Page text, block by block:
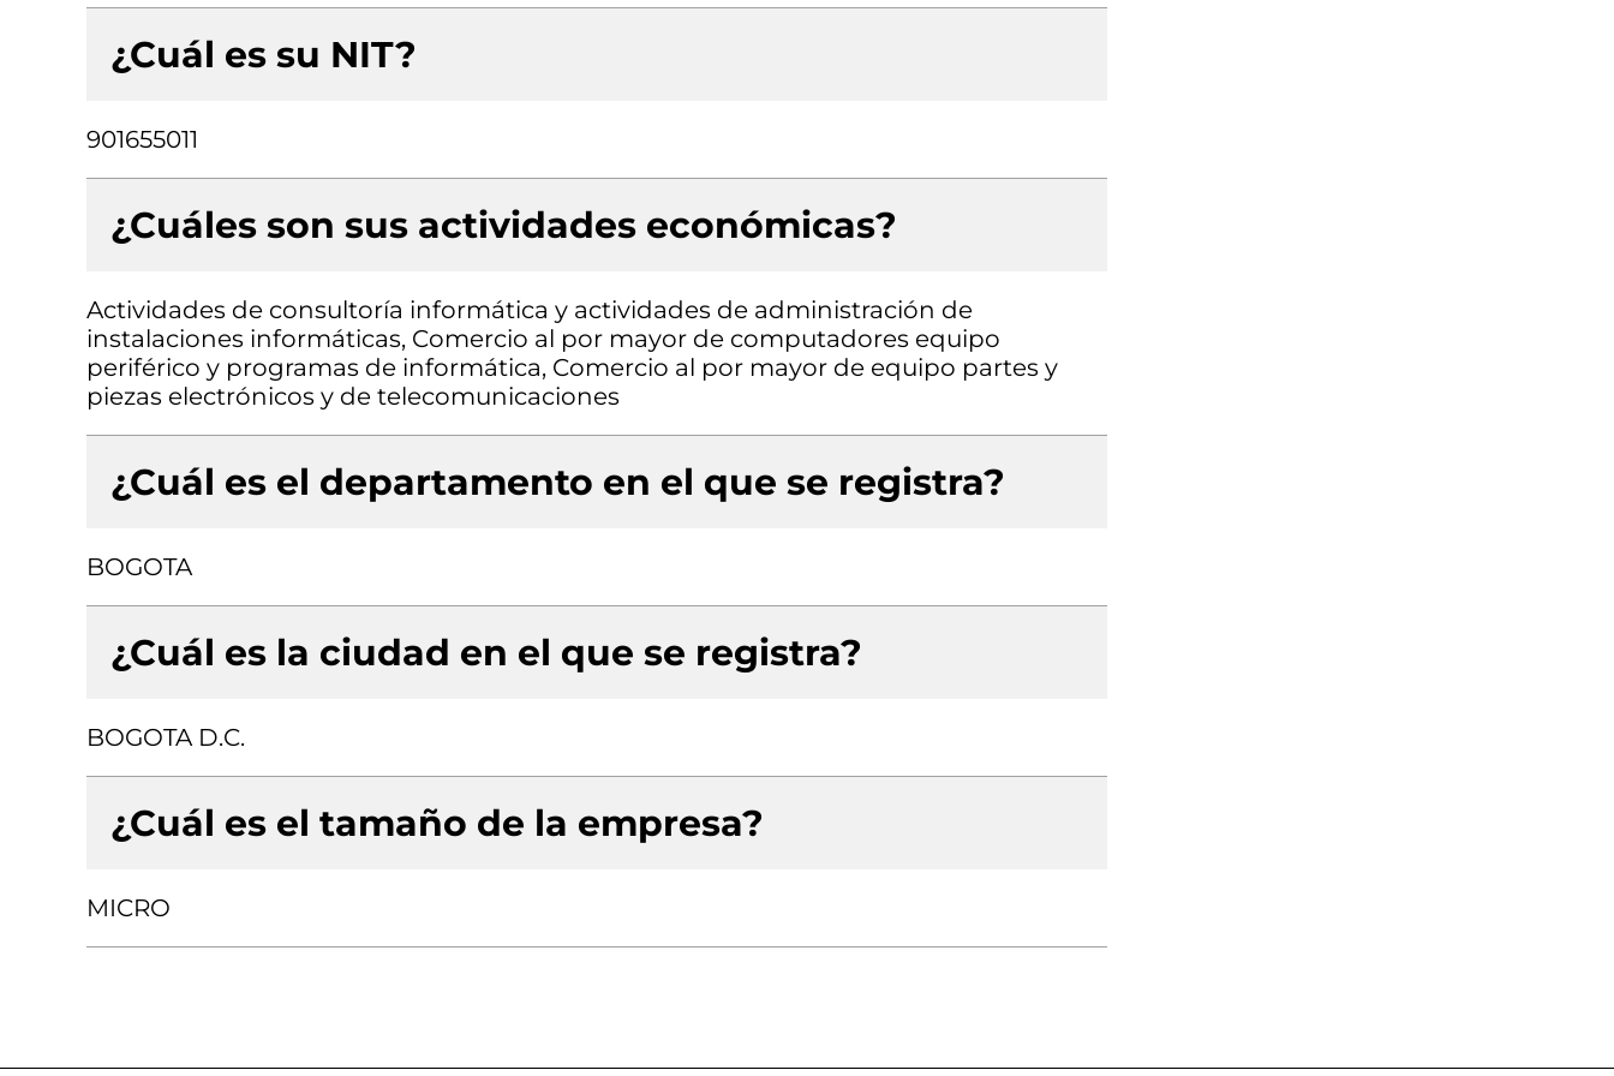
¿Cuál es su NIT?
901655011
¿Cuáles son sus actividades económicas?
Actividades de consultoría informática y actividades de administración de
instalaciones informáticas, Comercio al por mayor de computadores equipo
periférico y programas de informática, Comercio al por mayor de equipo partes y
piezas electrónicos y de telecomunicaciones
¿Cuál es el departamento en el que se registra?
BOGOTA
¿Cuál es la ciudad en el que se registra?
BOGOTA D.C.
¿Cuál es el tamaño de la empresa?
MICRO